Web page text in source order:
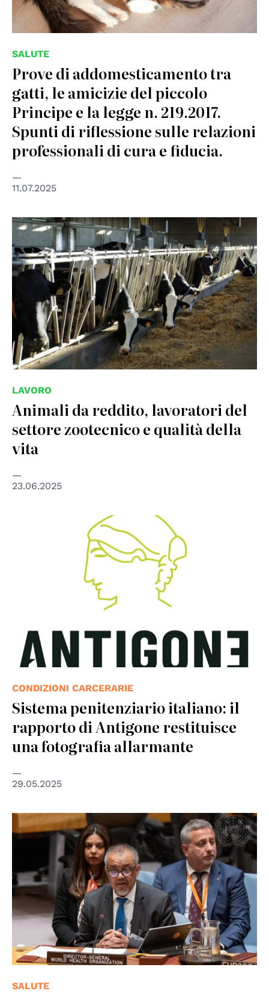
SALUTE
Prove di addomesticamento tra
gatti, le amicizie del piccolo
Principe e la legge n. 219.2017.
Spunti di riflessione sulle relazioni
professionali di cura e fiducia.
11.07.2025
© UNIPD
LAVORO
Animali da reddito, lavoratori del
settore zootecnico e qualità della
vita
23.06.2025
CONDIZIONI CARCERARIE
Sistema penitenziario italiano: il
rapporto di Antigone restituisce
una fotografia allarmante
29.05.2025
© UN Photo/Eskinder Debebe
SALUTE